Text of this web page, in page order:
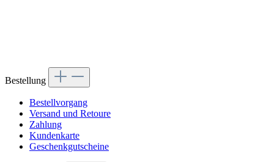
Bestellung
Bestellvorgang
Versand und Retoure
Zahlung
Kundenkarte
Geschenkgutscheine